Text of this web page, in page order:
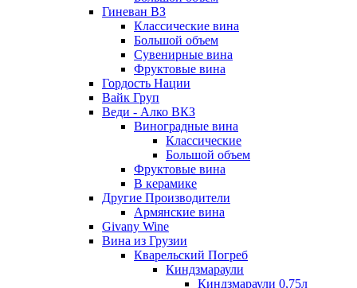
Гиневан ВЗ
Классические вина
Большой объем
Сувенирные вина
Фруктовые вина
Гордость Нации
Вайк Груп
Веди - Алко ВКЗ
Виноградные вина
Классические
Большой объем
Фруктовые вина
В керамике
Другие Производители
Армянские вина
Givany Wine
Вина из Грузии
Кварельский Погреб
Киндзмараули
Киндзмараули 0,75л